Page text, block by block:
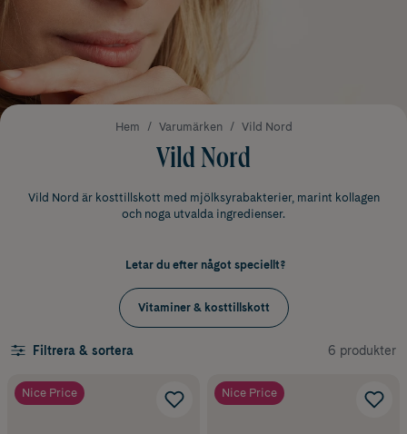
Hem Varumärken Vild Nord
Vild Nord
Vild Nord är kosttillskott med mjölksyrabakterier, marint kollagen
och noga utvalda ingredienser.
Letar du efter något speciellt?
Vitaminer & kosttillskott
Filtrera & sortera 6 produkter
Nice Price Nice Price